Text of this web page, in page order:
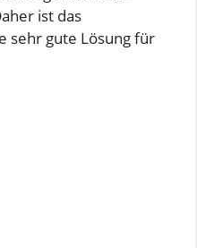
ist das
sehr gute Lösung für